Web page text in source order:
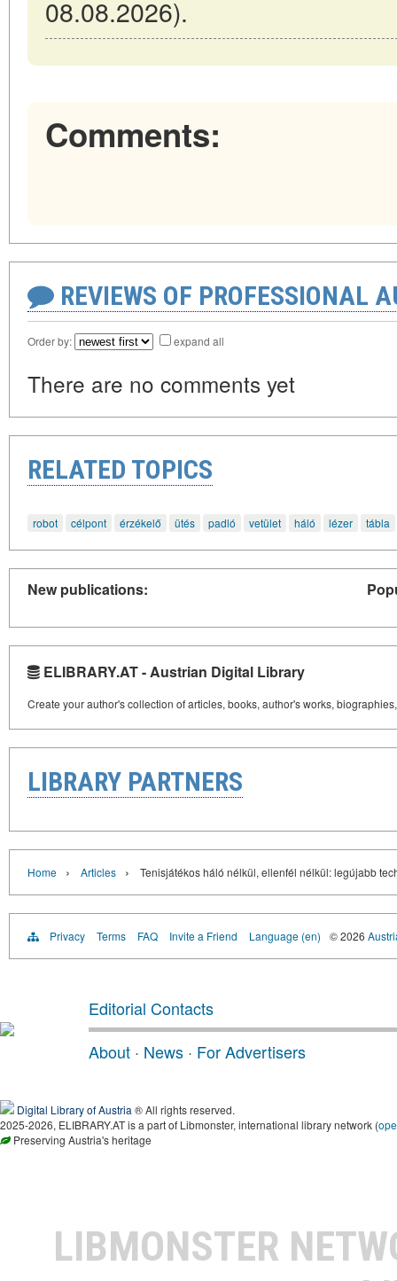
08.08.2026).
Comments:
REVIEWS OF PROFESSIONAL
Order by: expand all
There are no comments yet
RELATED TOPICS
robot célpont érzékelő ütés padló vetület háló lézer tábla
New publications:
ELIBRARY.AT - Austrian Digital Library
Create your author's collection of articles, books, author's works,
LIBRARY PARTNERS
Home › Articles › Tenisjátékos háló nélkül, ellenfél nélkül: legújabb
Privacy Terms FAQ Invite a Friend Language (en) © 2026
Editorial Contacts
About · News · For Advertisers
Digital Library of Austria ® All rights reserved.
2025-2026, ELIBRARY.AT is a part of Libmonster, international library network (
Preserving Austria's heritage
LIBMONSTER